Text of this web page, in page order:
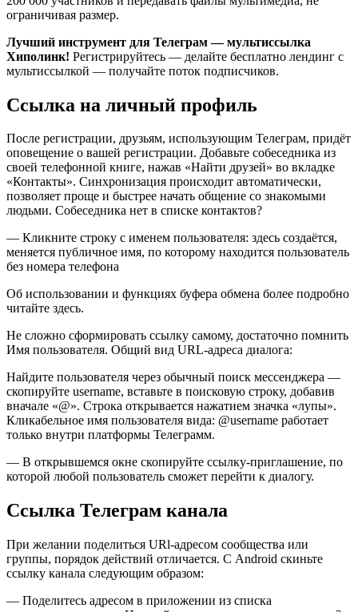
ограничивая размер.
Лучший инструмент для Телеграм — мультиссылка
Хиполинк! Регистрируйтесь — делайте бесплатно лендинг с
мультиссылкой — получайте поток подписчиков.
Ссылка на личный профиль
После регистрации, друзьям, использующим Телеграм, придёт
оповещение о вашей регистрации. Добавьте собеседника из
своей телефонной книге, нажав «Найти друзей» во вкладке
«Контакты». Синхронизация происходит автоматически,
позволяет проще и быстрее начать общение со знакомыми
людьми. Собеседника нет в списке контактов?
— Кликните строку с именем пользователя: здесь создаётся,
меняется публичное имя, по которому находится пользователь
без номера телефона
Об использовании и функциях буфера обмена более подробно
читайте здесь.
Не сложно сформировать ссылку самому, достаточно помнить
Имя пользователя. Общий вид URL-адреса диалога:
Найдите пользователя через обычный поиск мессенджера —
скопируйте username, вставьте в поисковую строку, добавив
вначале «@». Строка открывается нажатием значка «лупы».
Кликабельное имя пользователя вида: @username работает
только внутри платформы Телеграмм.
— В открывшемся окне скопируйте ссылку-приглашение, по
которой любой пользователь сможет перейти к диалогу.
Ссылка Телеграм канала
При желании поделиться URl-адресом сообщества или
группы, порядок действий отличается. С Android скиньте
ссылку канала следующим образом:
— Поделитесь адресом в приложении из списка